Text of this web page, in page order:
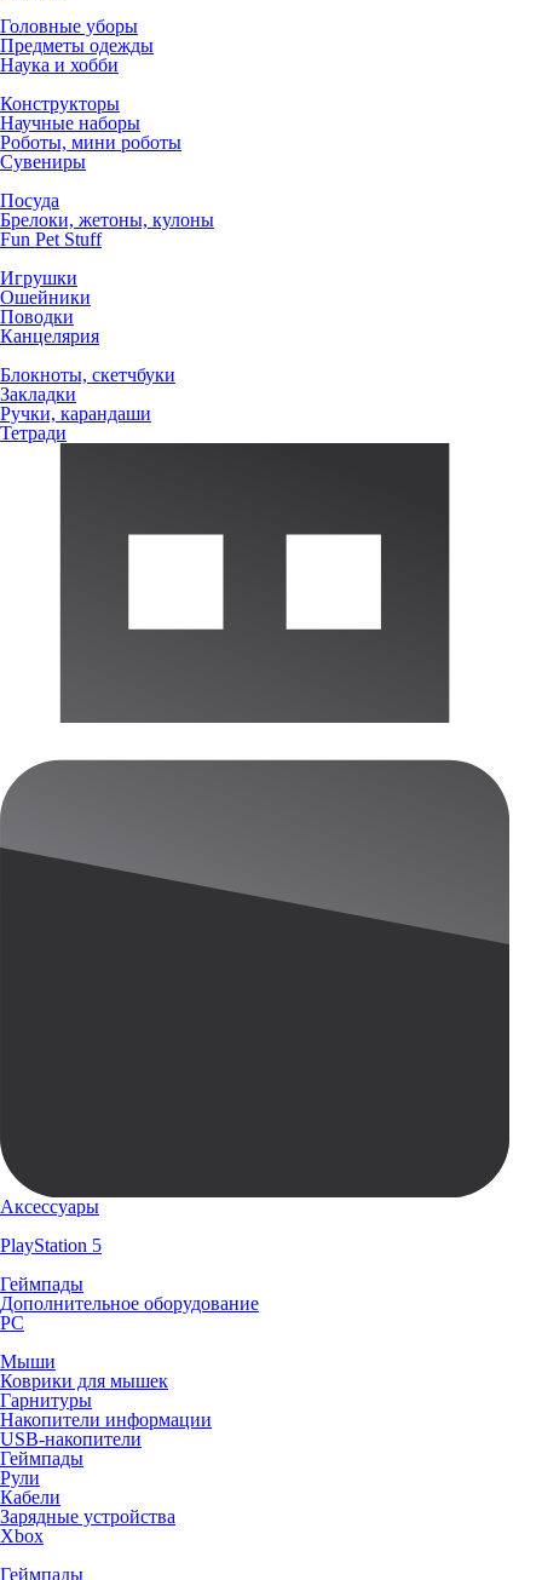
Головные уборы
Предметы одежды
Наука и хобби
Конструкторы
Научные наборы
Роботы, мини роботы
Сувениры
Посуда
Брелоки, жетоны, кулоны
Fun Pet Stuff
Игрушки
Ошейники
Поводки
Канцелярия
Блокноты, скетчбуки
Закладки
Ручки, карандаши
Тетради
Аксессуары
PlayStation 5
Геймпады
Дополнительное оборудование
PC
Мыши
Коврики для мышек
Гарнитуры
Накопители информации
USB-накопители
Геймпады
Рули
Кабели
Зарядные устройства
Xbox
Геймпады